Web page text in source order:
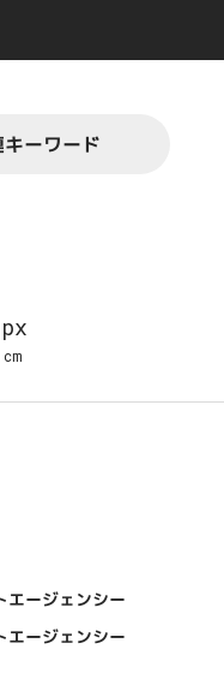
キーワード
px
cm
エージェンシー
エージェンシー